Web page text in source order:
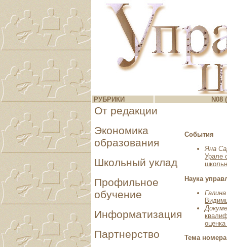
РУБРИКИ N08
От редакции
Экономика
образования
Школьный уклад
Профильное
обучение
Информатизация
Партнерство
События
Яна
Урале
Наука
оценка
Тема номера